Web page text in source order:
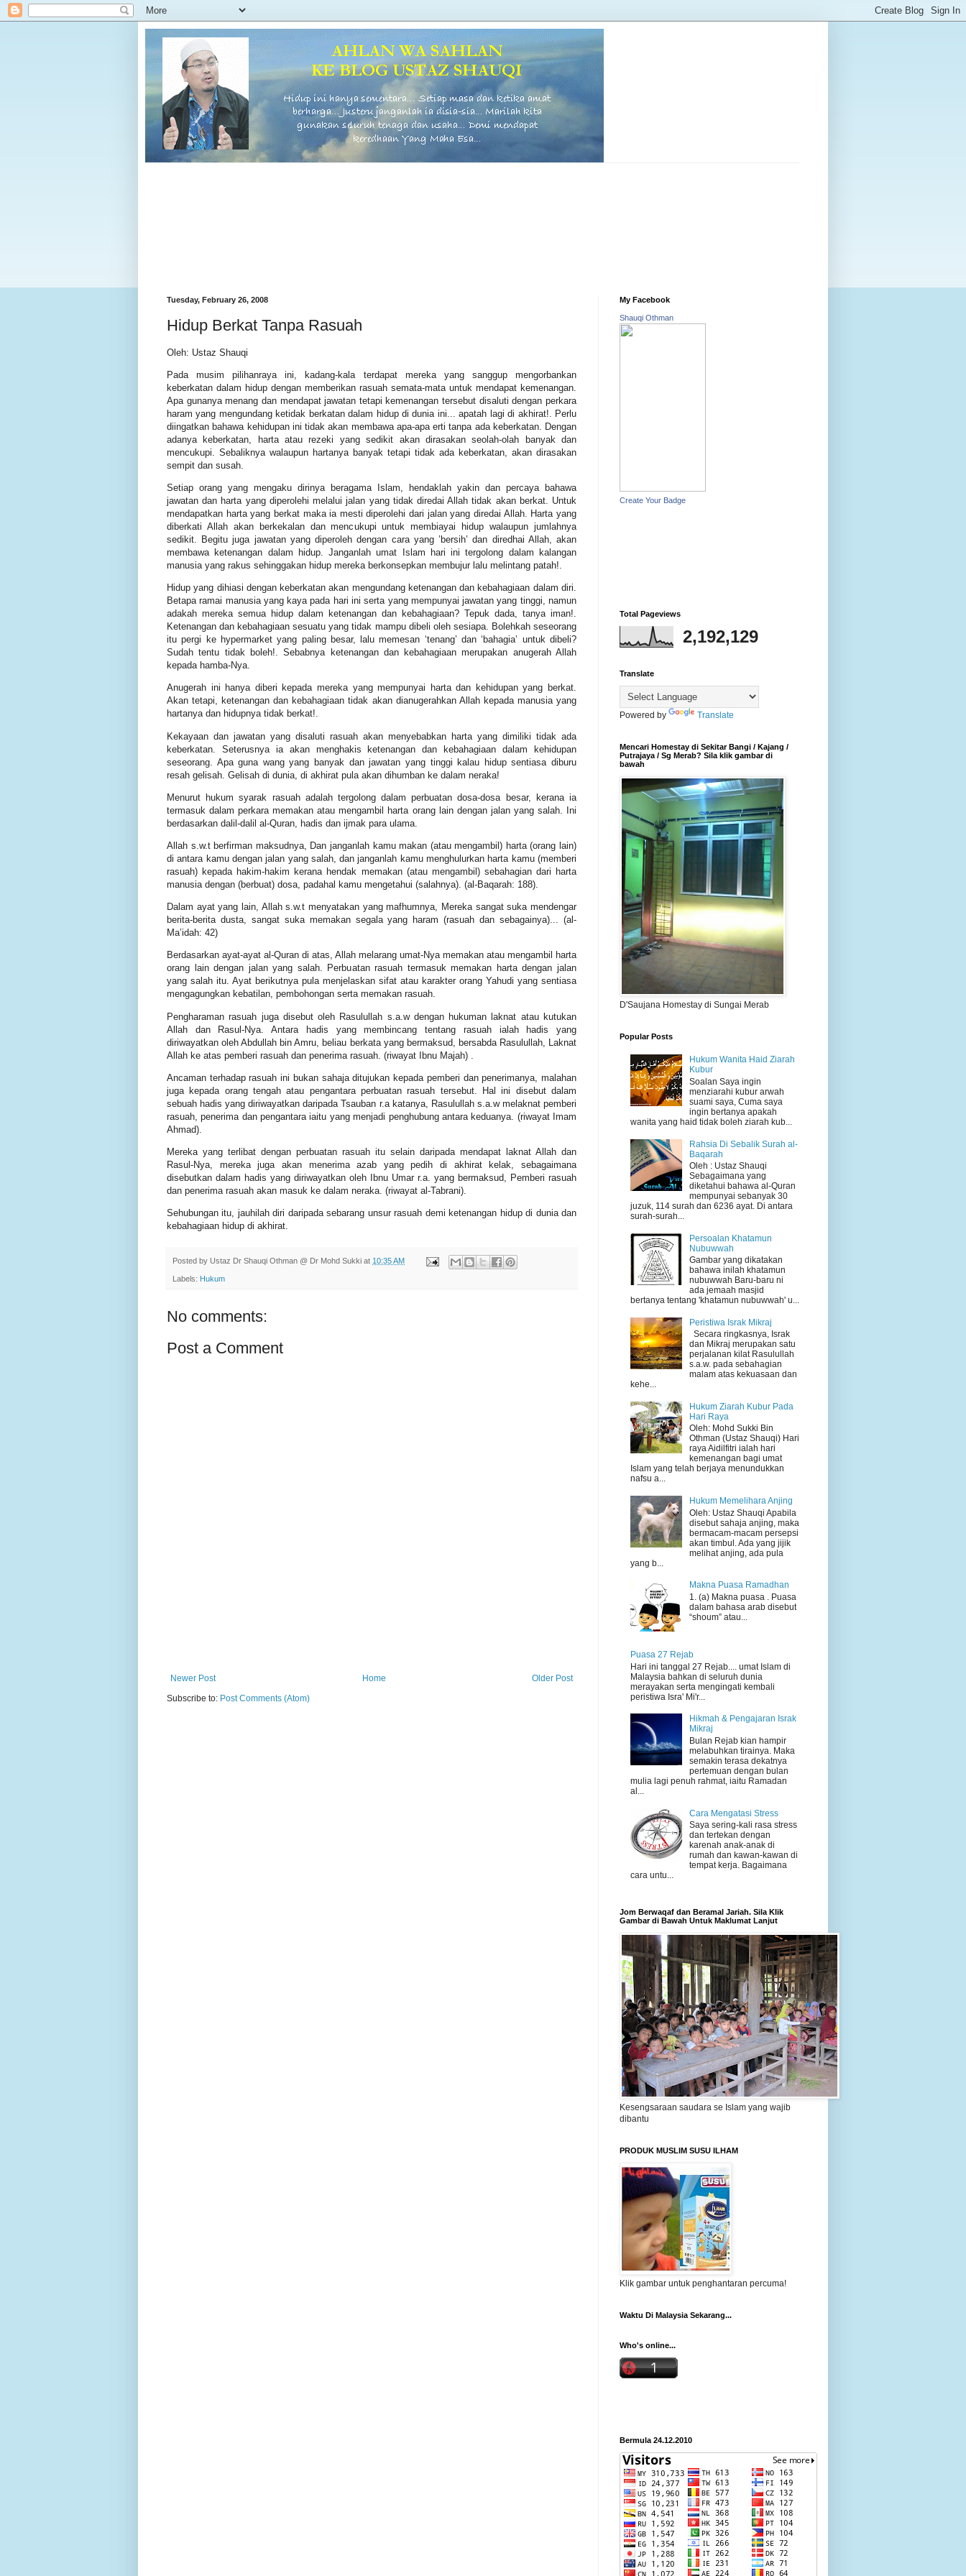
Tuesday, February 26, 2008
Hidup Berkat Tanpa Rasuah
Oleh: Ustaz Shauqi
Pada musim pilihanraya ini, kadang-kala terdapat mereka yang sanggup mengorbankan
keberkatan dalam hidup dengan memberikan rasuah semata-mata untuk mendapat kemenangan.
Apa gunanya menang dan mendapat jawatan tetapi kemenangan tersebut disaluti dengan perkara
haram yang mengundang ketidak berkatan dalam hidup di dunia ini... apatah lagi di akhirat!. Perlu
diingatkan bahawa kehidupan ini tidak akan membawa apa-apa erti tanpa ada keberkatan. Dengan
adanya keberkatan, harta atau rezeki yang sedikit akan dirasakan seolah-olah banyak dan
mencukupi. Sebaliknya walaupun hartanya banyak tetapi tidak ada keberkatan, akan dirasakan
sempit dan susah.
Setiap orang yang mengaku dirinya beragama Islam, hendaklah yakin dan percaya bahawa
jawatan dan harta yang diperolehi melalui jalan yang tidak diredai Allah tidak akan berkat. Untuk
mendapatkan harta yang berkat maka ia mesti diperolehi dari jalan yang diredai Allah. Harta yang
diberkati Allah akan berkekalan dan mencukupi untuk membiayai hidup walaupun jumlahnya
sedikit. Begitu juga jawatan yang diperoleh dengan cara yang ’bersih’ dan diredhai Allah, akan
membawa ketenangan dalam hidup. Janganlah umat Islam hari ini tergolong dalam kalangan
manusia yang rakus sehinggakan hidup mereka berkonsepkan membujur lalu melintang patah!.
Hidup yang dihiasi dengan keberkatan akan mengundang ketenangan dan kebahagiaan dalam diri.
Betapa ramai manusia yang kaya pada hari ini serta yang mempunyai jawatan yang tinggi, namun
adakah mereka semua hidup dalam ketenangan dan kebahagiaan? Tepuk dada, tanya iman!.
Ketenangan dan kebahagiaan sesuatu yang tidak mampu dibeli oleh sesiapa. Bolehkah seseorang
itu pergi ke hypermarket yang paling besar, lalu memesan ‘tenang’ dan ‘bahagia’ untuk dibeli?
Sudah tentu tidak boleh!. Sebabnya ketenangan dan kebahagiaan merupakan anugerah Allah
kepada hamba-Nya.
Anugerah ini hanya diberi kepada mereka yang mempunyai harta dan kehidupan yang berkat.
Akan tetapi, ketenangan dan kebahagiaan tidak akan dianugerahkan Allah kepada manusia yang
hartanya dan hidupnya tidak berkat!.
Kekayaan dan jawatan yang disaluti rasuah akan menyebabkan harta yang dimiliki tidak ada
keberkatan. Seterusnya ia akan menghakis ketenangan dan kebahagiaan dalam kehidupan
seseorang. Apa guna wang yang banyak dan jawatan yang tinggi kalau hidup sentiasa diburu
resah gelisah. Gelisah di dunia, di akhirat pula akan dihumban ke dalam neraka!
Menurut hukum syarak rasuah adalah tergolong dalam perbuatan dosa-dosa besar, kerana ia
termasuk dalam perkara memakan atau mengambil harta orang lain dengan jalan yang salah.
Ini
berdasarkan dalil-dalil al-Quran, hadis dan ijmak para ulama.
Allah s.w.t berfirman maksudnya, Dan janganlah kamu makan (atau mengambil) harta (orang lain)
di antara kamu dengan jalan yang salah, dan janganlah kamu menghulurkan harta kamu (memberi
rasuah) kepada hakim-hakim kerana hendak memakan (atau mengambil) sebahagian dari harta
manusia dengan (berbuat) dosa, padahal kamu mengetahui (salahnya). (al-Baqarah: 188).
Dalam ayat yang lain, Allah s.w.t menyatakan yang mafhumnya, Mereka sangat suka mendengar
berita-berita dusta, sangat suka memakan segala yang haram (rasuah dan sebagainya)... (al-
Ma’idah: 42)
Berdasarkan ayat-ayat al-Quran di atas, Allah melarang umat-Nya memakan atau mengambil harta
orang lain dengan jalan yang salah. Perbuatan rasuah termasuk memakan harta dengan jalan
yang salah itu. Ayat berikutnya pula menjelaskan sifat atau karakter orang Yahudi yang sentiasa
mengagungkan kebatilan, pembohongan serta memakan rasuah.
Pengharaman rasuah juga disebut oleh Rasulullah s.a.w dengan hukuman laknat atau kutukan
Allah dan Rasul-Nya. Antara hadis yang membincang tentang rasuah ialah hadis yang
diriwayatkan oleh Abdullah bin Amru, beliau berkata yang bermaksud, bersabda Rasulullah, Laknat
Allah ke atas pemberi rasuah dan penerima rasuah. (riwayat Ibnu Majah) .
Ancaman terhadap rasuah ini bukan sahaja ditujukan kepada pemberi dan penerimanya, malahan
juga kepada orang tengah atau pengantara perbuatan rasuah tersebut. Hal ini disebut dalam
sebuah hadis yang diriwayatkan daripada Tsauban r.a katanya, Rasulullah s.a.w melaknat pemberi
rasuah, penerima dan pengantara iaitu yang menjadi penghubung antara keduanya. (riwayat Imam
Ahmad).
Mereka yang terlibat dengan perbuatan rasuah itu selain daripada mendapat laknat Allah dan
Rasul-Nya, mereka juga akan menerima azab yang pedih di akhirat kelak, sebagaimana
disebutkan dalam hadis yang diriwayatkan oleh Ibnu Umar r.a. yang bermaksud, Pemberi rasuah
dan penerima rasuah akan masuk ke dalam neraka. (riwayat al-Tabrani).
Sehubungan itu, jauhilah diri daripada sebarang unsur rasuah demi ketenangan hidup di dunia dan
kebahagiaan hidup di akhirat.
Posted by Ustaz Dr Shauqi Othman @ Dr Mohd Sukki at 10:35 AM
Labels: Hukum
No comments:
Post a Comment
Newer Post Older Post
Home
Subscribe to: Post Comments (Atom)
My Facebook
Shauqi Othman
Create Your Badge
Total Pageviews
2,192,129
Translate
Powered by Translate
Mencari Homestay di Sekitar Bangi / Kajang /
Putrajaya / Sg Merab? Sila klik gambar di
bawah
D'Saujana Homestay di Sungai Merab
Popular Posts
Hukum Wanita Haid Ziarah
Kubur
Soalan Saya ingin
menziarahi kubur arwah
suami saya, Cuma saya
ingin bertanya apakah
wanita yang haid tidak boleh ziarah kub...
Rahsia Di Sebalik Surah al-
Baqarah
Oleh : Ustaz Shauqi
Sebagaimana yang
diketahui bahawa al-Quran
mempunyai sebanyak 30
juzuk, 114 surah dan 6236 ayat. Di antara
surah-surah...
Persoalan Khatamun
Nubuwwah
Gambar yang dikatakan
bahawa inilah khatamun
nubuwwah Baru-baru ni
ada jemaah masjid
bertanya tentang 'khatamun nubuwwah' u...
Peristiwa Israk Mikraj
Secara ringkasnya, Israk
dan Mikraj merupakan satu
perjalanan kilat Rasulullah
s.a.w. pada sebahagian
malam atas kekuasaan dan
kehe...
Hukum Ziarah Kubur Pada
Hari Raya
Oleh: Mohd Sukki Bin
Othman (Ustaz Shauqi) Hari
raya Aidilfitri ialah hari
kemenangan bagi umat
Islam yang telah berjaya menundukkan
nafsu a...
Hukum Memelihara Anjing
Oleh: Ustaz Shauqi Apabila
disebut sahaja anjing, maka
bermacam-macam persepsi
akan timbul. Ada yang jijik
melihat anjing, ada pula
yang b...
Makna Puasa Ramadhan
1. (a) Makna puasa . Puasa
dalam bahasa arab disebut
“shoum” atau...
Puasa 27 Rejab
Hari ini tanggal 27 Rejab.... umat Islam di
Malaysia bahkan di seluruh dunia
merayakan serta mengingati kembali
peristiwa Isra' Mi'r...
Hikmah & Pengajaran Israk
Mikraj
Bulan Rejab kian hampir
melabuhkan tirainya. Maka
semakin terasa dekatnya
pertemuan dengan bulan
mulia lagi penuh rahmat, iaitu Ramadan
al...
Cara Mengatasi Stress
Saya sering-kali rasa stress
dan tertekan dengan
karenah anak-anak di
rumah dan kawan-kawan di
tempat kerja. Bagaimana
cara untu...
Jom Berwaqaf dan Beramal Jariah. Sila Klik
Gambar di Bawah Untuk Maklumat Lanjut
Kesengsaraan saudara se Islam yang wajib
dibantu
PRODUK MUSLIM SUSU ILHAM
Klik gambar untuk penghantaran percuma!
Waktu Di Malaysia Sekarang...
Who's online...
Bermula 24.12.2010